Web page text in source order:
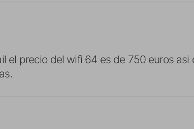
el precio del wifi 64 es de 750 euros